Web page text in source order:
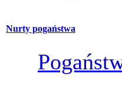
Nurty pogaństwa